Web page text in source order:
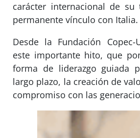
carácter internacional de su
permanente vínculo con Italia.
Desde la Fundación Copec-
este importante hito, que
forma de liderazgo guiada
largo plazo, la creación de
compromiso con las